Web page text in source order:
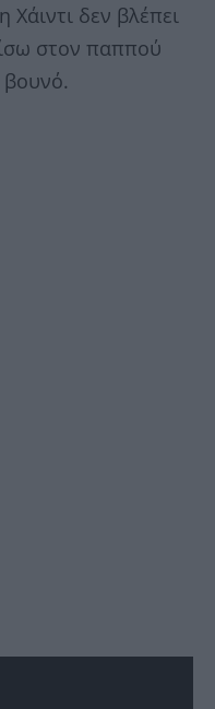
δεν βλέπει
στον παππού
βουνό.